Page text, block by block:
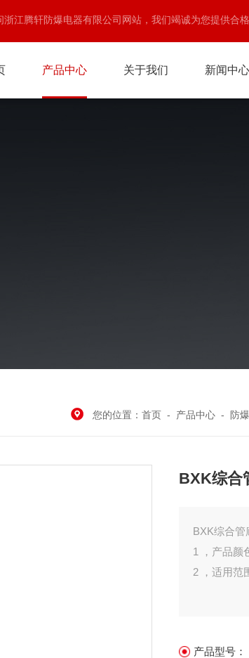
浙江腾轩防爆电器有限公司网站，我们竭诚为您提供合
产品中心 关于我们 新闻中心
您的位置：首页 - 产品中心 - 防
BXK综合
1 ，产品颜
2 ，适用范
产品型号：